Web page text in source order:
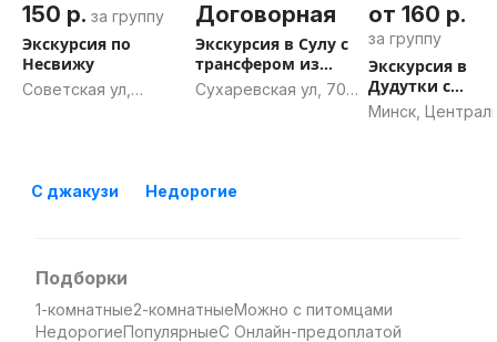
150 р. за группу
Экскурсия по
Несвижу
Советская ул,
Договорная
Экскурсия в Сулу с
трансфером из
Минска
Сухаревская ул, 70,
от 160 р.
за группу
Экскурсия в
Дудутки с
трансфером из
Минска
Минск,
С джакузи Недорогие
Подборки
1-комнатные2-комнатныеМожно с питомцами
НедорогиеПопулярныеС Онлайн-предоплатой